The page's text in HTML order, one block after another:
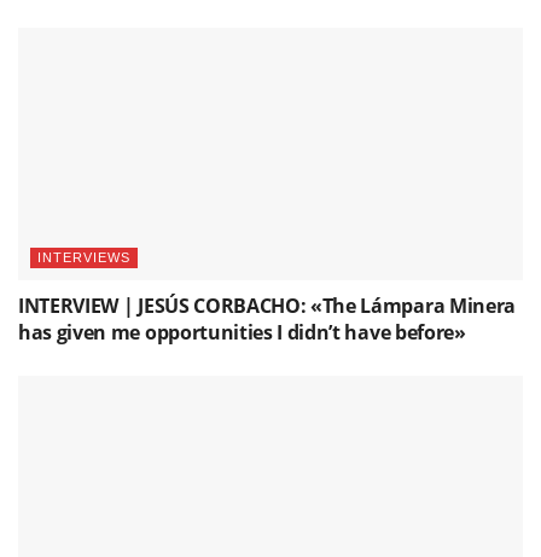
INTERVIEWS
INTERVIEW | JESÚS CORBACHO: «The Lámpara Minera
has given me opportunities I didn’t have before»